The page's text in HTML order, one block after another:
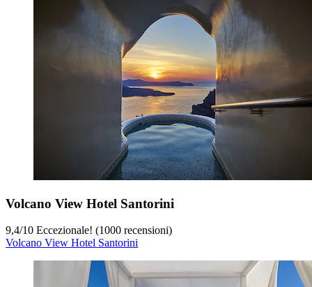
Volcano View Hotel Santorini
9,4/10 Eccezionale! (1000 recensioni)
Volcano View Hotel Santorini